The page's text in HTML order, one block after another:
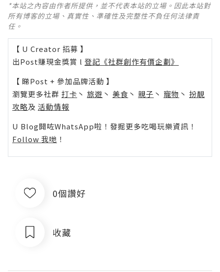
*本站之內容由作者所提供，並不代表本站的立場。因此本站對
所有博客的立場、真實性、準確性及完整性不負任何法律責
任。
【 U Creator 招募 】
出Post賺現金獎賞 l 登記《社群創作有價企劃》
【 睇Post + 參加品牌活動 】
瀏覽更多社群 打卡 丶 旅遊 丶 美食 丶 親子 丶 寵物 丶 扮靚
攻略及 活動情報
U Blog開咗WhatsApp啦！發掘更多吃喝玩樂資訊！
Follow 我哋 ！
0個讚好
收藏